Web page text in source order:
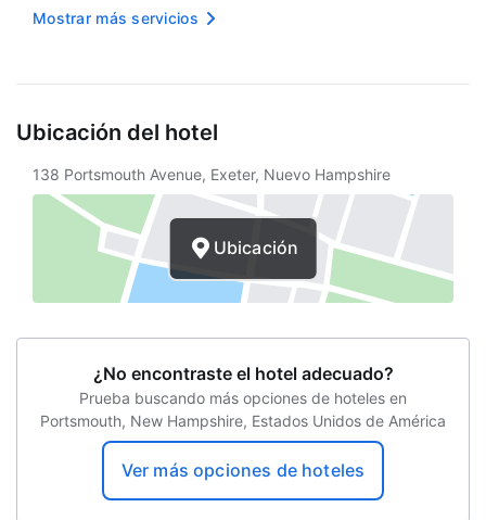
Servicio de ama de llaves
Computadores con acceso a internet
Internet
Servicios de lavandería
Servicios ejecutivos
Transporte
Mostrar más servicios
Ubicación del hotel
138 Portsmouth Avenue, Exeter, Nuevo Hampshire
Ubicación
¿No encontraste el hotel adecuado?
Prueba buscando más opciones de hoteles en
Portsmouth, New Hampshire, Estados Unidos de América
Ver más opciones de hoteles